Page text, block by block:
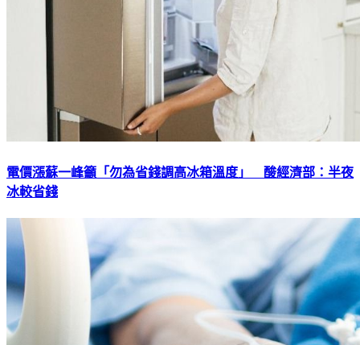
電價漲蘇一峰籲「勿為省錢調高冰箱溫度」 酸經濟部：半夜
冰較省錢